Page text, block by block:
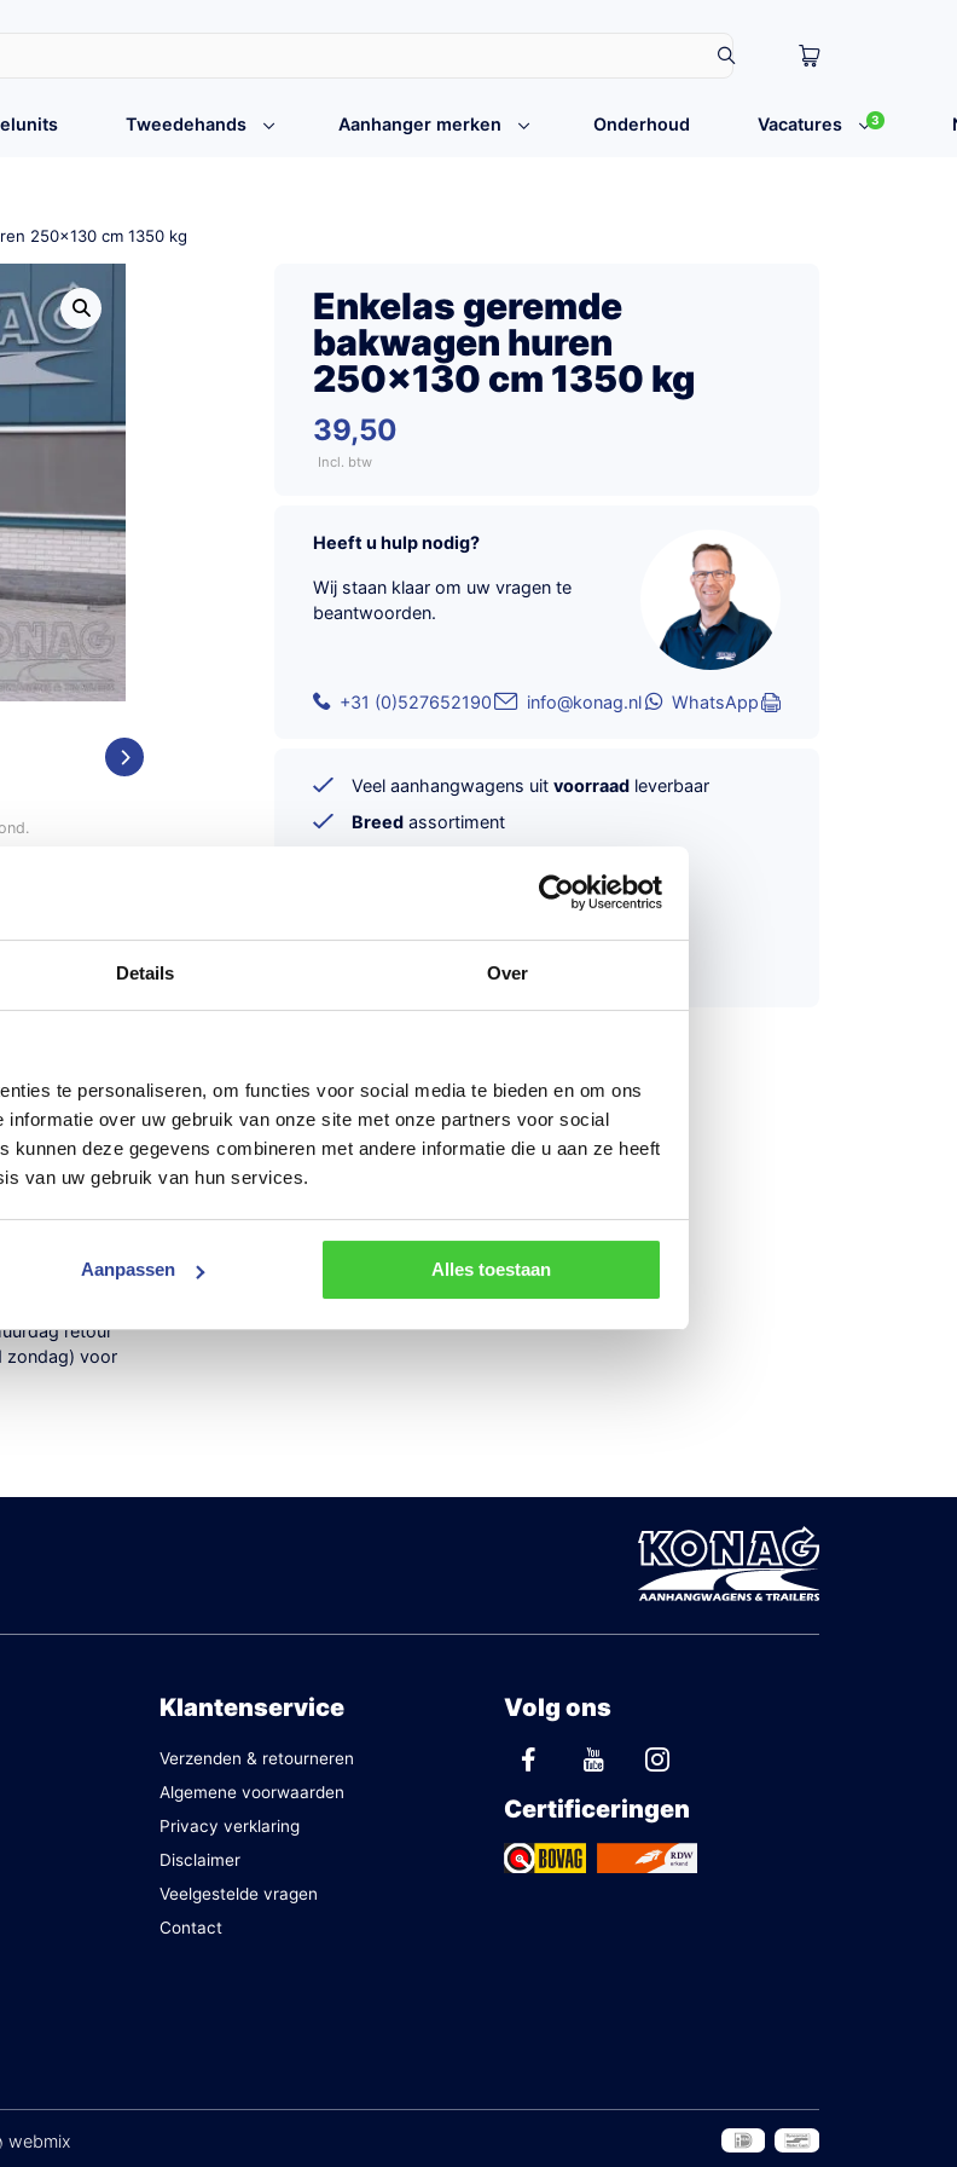
Details Over
te personaliseren, om functies voor social media te bieden en om ons
over uw gebruik van onze site met onze partners voor social
kunnen deze gegevens combineren met andere informatie die u aan ze heeft
van uw gebruik van hun services.
Aanpassen Alles toestaan
Tweedehands Aanhanger merken Onderhoud Vacatures 3
250×130 cm 1350 kg
zowel aan
schade te
09.00 uur
retour
zondag) voor
Enkelas geremde
bakwagen huren
250×130 cm 1350 kg
39,50
Incl. btw
Heeft u hulp nodig?
Wij staan klaar om uw vragen te
beantwoorden.
+31 (0)527652190 info@konag.nl WhatsApp
Veel aanhangwagens uit voorraad leverbaar
Breed assortiment
9,6
documenten voor België
Klantenservice
Verzenden & retourneren
Algemene voorwaarden
Privacy verklaring
Disclaimer
Veelgestelde vragen
Contact
Volg ons
Certificeringen
webmix